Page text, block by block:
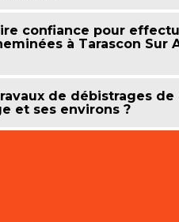
confiance pour
à Tarascon Sur
de débistrages
et ses environs ?